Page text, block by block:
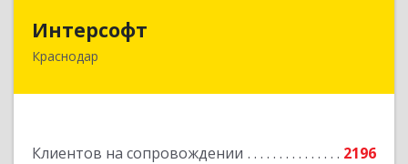
Интерсофт
Краснодар
Клиентов на сопровождении
2196
350020, Краснодарский край, Краснодар г,